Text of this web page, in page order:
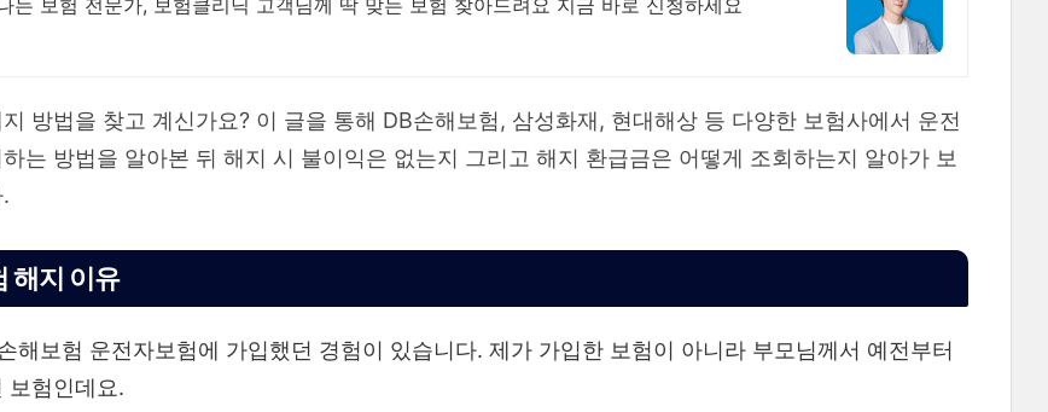
는 보험 전문가, 보험클리닉 고객님께 딱 맞는 보험 찾아드려요 지금 바로 신청하세요
방법을 찾고 계신가요? 이 글을 통해 DB손해보험, 삼성화재, 현대해상 등 다양한 보험사에서 운전
는 방법을 알아본 뒤 해지 시 불이익은 없는지 그리고 해지 환급금은 어떻게 조회하는지 알아가 보
해지 이유
해보험 운전자보험에 가입했던 경험이 있습니다. 제가 가입한 보험이 아니라 부모님께서 예전부터
보험인데요.